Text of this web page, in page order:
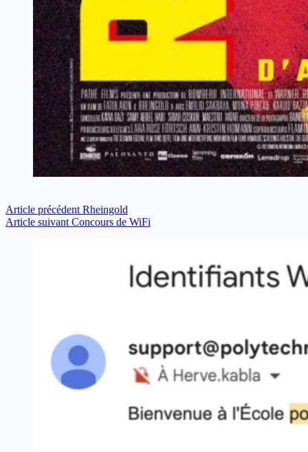
Article précédentRheingold
Article suivantConcours de WiFi